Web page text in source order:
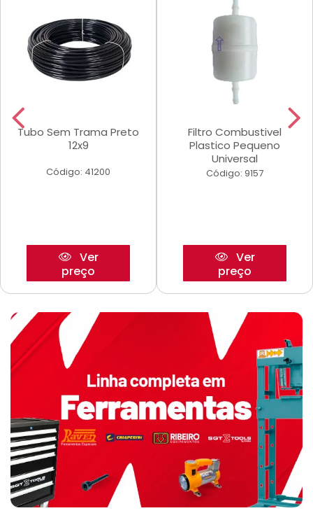
Tubo Sem Trama Preto
12x9
Código: 41200
Ver
preço
Filtro Combustivel
Plastico Pequeno
Universal
Código: 9157
Ver
preço